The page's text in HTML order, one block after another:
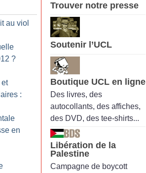
au viol
?
et
:
en
Trouver notre presse
Soutenir l’UCL
Boutique UCL en ligne
Des livres, des
autocollants, des affiches,
des DVD, des tee-shirts...
Libération de la
Palestine
Campagne de boycott